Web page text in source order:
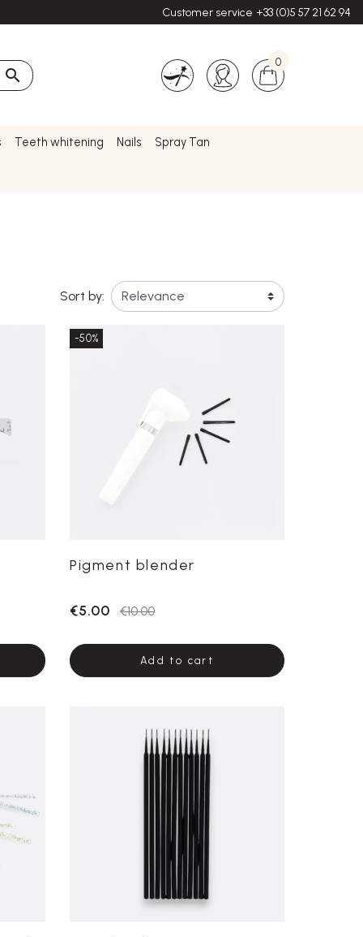
Customer service +33 (0)5 57 21 62 94

0
Teeth whitening Nails Spray Tan
Sort by:
Pigment blender
€5.00 €10.00
Add to cart
-50%